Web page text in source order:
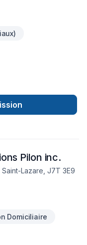
Pilon inc.
Lazare, J7T 3E9
Domiciliaire